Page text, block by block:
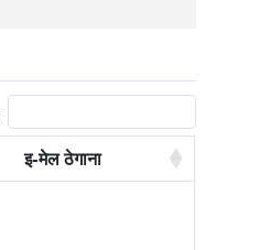
इ-मेल ठेगाना